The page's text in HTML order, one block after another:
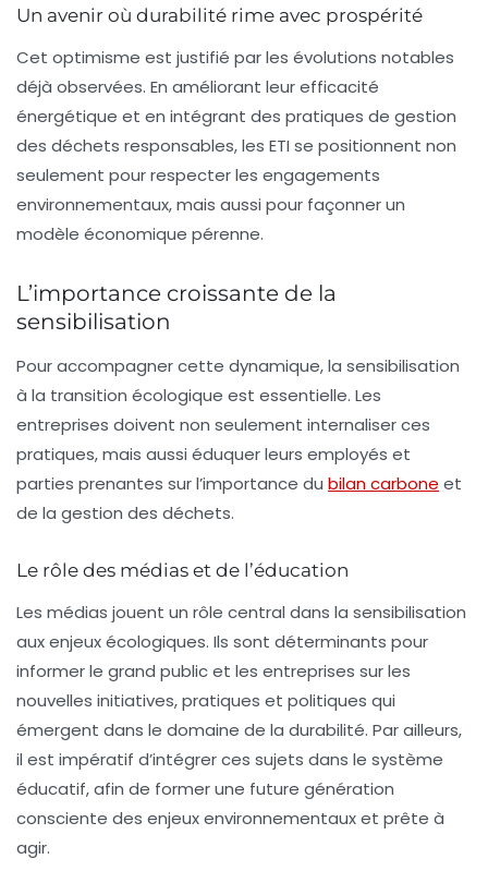
Un avenir où durabilité rime avec prospérité
Cet optimisme est justifié par les évolutions notables
déjà observées. En améliorant leur efficacité
énergétique et en intégrant des pratiques de gestion
des déchets responsables, les ETI se positionnent non
seulement pour respecter les engagements
environnementaux, mais aussi pour façonner un
modèle économique pérenne.
L’importance croissante de la
sensibilisation
Pour accompagner cette dynamique, la sensibilisation
à la transition écologique est essentielle. Les
entreprises doivent non seulement internaliser ces
pratiques, mais aussi éduquer leurs employés et
parties prenantes sur l’importance du bilan carbone et
de la gestion des déchets.
Le rôle des médias et de l’éducation
Les médias jouent un rôle central dans la sensibilisation
aux enjeux écologiques. Ils sont déterminants pour
informer le grand public et les entreprises sur les
nouvelles initiatives, pratiques et politiques qui
émergent dans le domaine de la durabilité. Par ailleurs,
il est impératif d’intégrer ces sujets dans le système
éducatif, afin de former une future génération
consciente des enjeux environnementaux et prête à
agir.